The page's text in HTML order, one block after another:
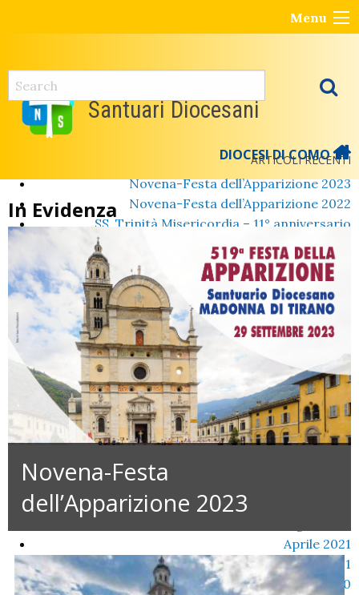
Menu
ARTICOLI RECENTI
Novena-Festa dell’Apparizione 2023
Novena-Festa dell’Apparizione 2022
SS. Trinità Misericordia – 11° anniversario
Festa della Madonna del Carmine al Santuario della
Sassella
Il Santuario della Sassella “Porta della Misericordia”
riapre ai fedeli ed ai visitatori
COMMENTI RECENTI
Un commentatore di WordPress suCiao mondo!
ARCHIVI
Aprile 2021
Febbraio 2021
Dicembre 2020
Santuari Diocesani
DIOCESI DI COMO
In Evidenza
Novena-Festa
dell’Apparizione 2023